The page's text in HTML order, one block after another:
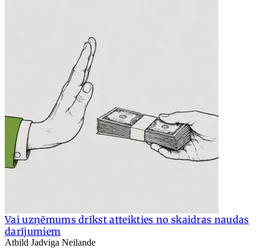
Vai uzņēmums drīkst atteikties no skaidras naudas
darījumiem
Atbild Jadviga Neilande